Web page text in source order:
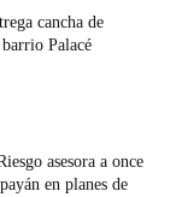
cancha de
Palacé
asesora a once
en planes de